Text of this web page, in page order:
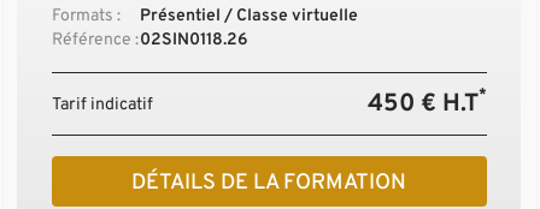
Formats :
Présentiel / Classe virtuelle
Référence :02SIN0118.26
Tarif indicatif 450 € H.T*
DÉTAILS DE LA FORMATION